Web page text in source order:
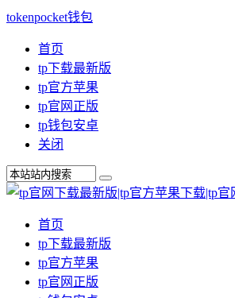
tokenpocket钱包
首页
tp下载最新版
tp官方苹果
tp官网正版
tp钱包安卓
关闭
首页
tp下载最新版
tp官方苹果
tp官网正版